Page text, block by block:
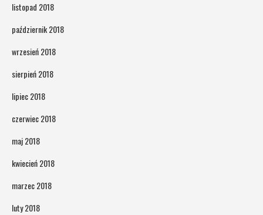
listopad 2018
październik 2018
wrzesień 2018
sierpień 2018
lipiec 2018
czerwiec 2018
maj 2018
kwiecień 2018
marzec 2018
luty 2018